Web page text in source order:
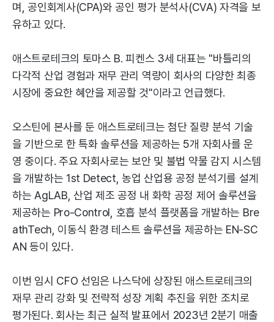
며, 공인회계사(CPA)와 공인 평가 분석사(CVA) 자격을 보
유하고 있다.
애스트로테크의 토마스 B. 피켄스 3세 대표는 "바틀리의
다각적 산업 경험과 재무 관리 역량이 회사의 다양한 최종
시장에 중요한 혜안을 제공할 것"이라고 언급했다.
오스틴에 본사를 둔 애스트로테크는 첨단 질량 분석 기술
을 기반으로 한 특화 솔루션을 제공하는 5개 자회사를 운
영 중이다. 주요 자회사로는 보안 및 불법 약물 감지 시스템
을 개발하는 1st Detect, 농업 산업용 공정 분석기를 설계
하는 AgLAB, 산업 제조 공정 내 화학 공정 제어 솔루션을
제공하는 Pro-Control, 호흡 분석 플랫폼을 개발하는 Bre
athTech, 이동식 환경 테스트 솔루션을 제공하는 EN-SC
AN 등이 있다.
이번 임시 CFO 선임은 나스닥에 상장된 애스트로테크의
재무 관리 강화 및 전략적 성장 계획 추진을 위한 조치로
평가된다. 회사는 최근 실적 발표에서 2023년 2분기 매출